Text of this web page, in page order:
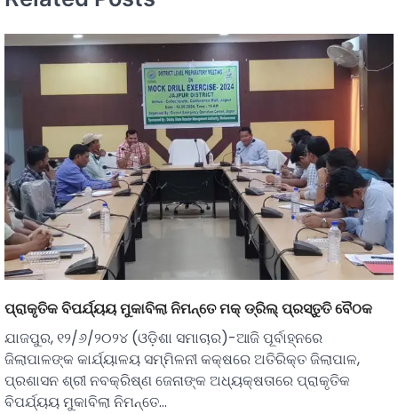
ପ୍ରାକୃତିକ ବିପର୍ଯ୍ୟୟ ମୁକାବିଲା ନିମନ୍ତେ ମକ୍ ଡ୍ରିଲ୍ ପ୍ରସ୍ତୁତି ବୈଠକ
ଯାଜପୁର, ୧୨/୬/୨୦୨୪ (ଓଡ଼ିଶା ସମାଚାର)-ଆଜି ପୂର୍ବାହ୍ନରେ
ଜିଲାପାଳଙ୍କ କାର୍ଯ୍ୟାଳୟ ସମ୍ମିଳନୀ କକ୍ଷରେ ଅତିରିକ୍ତ ଜିଲାପାଳ,
ପ୍ରଶାସନ ଶ୍ରୀ ନବକ୍ରିଷ୍ଣ ଜେନାଙ୍କ ଅଧ୍ୟକ୍ଷତାରେ ପ୍ରାକୃତିକ
ବିପର୍ଯ୍ୟୟ ମୁକାବିଲା ନିମନ୍ତେ…